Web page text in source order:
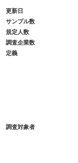
更新日
サンプル数
規定人数
調査企業数
定義
調査対象者